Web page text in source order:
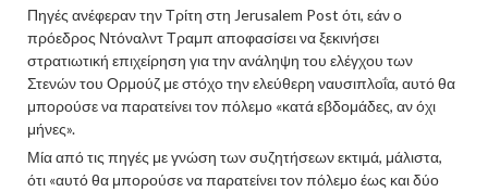
Πηγές ανέφεραν την Τρίτη στη Jerusalem Post ότι, εάν ο
πρόεδρος Ντόναλντ Τραμπ αποφασίσει να ξεκινήσει
στρατιωτική επιχείρηση για την ανάληψη του ελέγχου των
Στενών του Ορμούζ με στόχο την ελεύθερη ναυσιπλοΐα, αυτό θα
μπορούσε να παρατείνει τον πόλεμο «κατά εβδομάδες, αν όχι
μήνες».
Μία από τις πηγές με γνώση των συζητήσεων εκτιμά, μάλιστα,
ότι «αυτό θα μπορούσε να παρατείνει τον πόλεμο έως και δύο